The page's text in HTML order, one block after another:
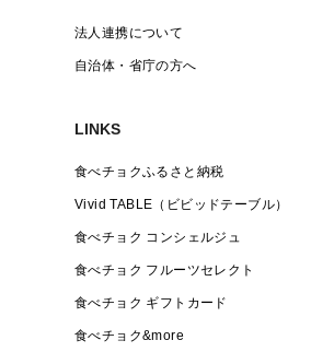
法人連携について
自治体・省庁の方へ
LINKS
食べチョクふるさと納税
Vivid TABLE（ビビッドテーブル）
食べチョク コンシェルジュ
食べチョク フルーツセレクト
食べチョク ギフトカード
食べチョク&more